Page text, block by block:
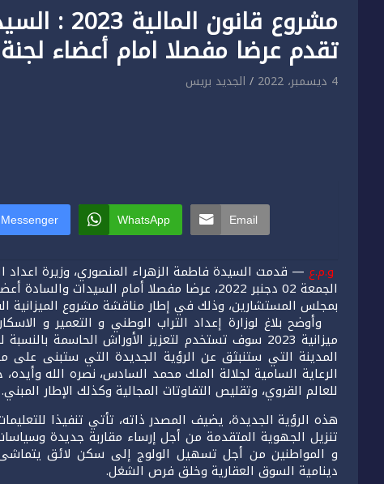
مشروع
تقدم عرضا مفصلا امام أعضاء
4 ديسمبر، 2022 الجديد بريس
Messenger WhatsApp Email
و.م.ع — قدمت السيدة فاطمة الزهراء المنصوري، وزيرة اعداد
الجمعة 02 دجنبر 2022، عرضا مفصلا أمام السيدات
بمجلس المستشارين، وذلك في إطار مناقشة مشروع الميزانية
وأوضح بلاغ لوزارة إعداد التراب الوطني و التعمير و
ميزانية 2023 سوف تستخدم لتعزيز الأوراش الحاسمة
المدينة التي ستنبثق عن الرؤية الجديدة التي ستبنى على
الرعاية السامية لجلالة الملك محمد السادس، نصره الله
للعالم القروي، وتقليص التفاوتات المجالية وكذلك الإطار المبني.
هذه الرؤية الجديدة، يضيف المصدر ذاته، تأتي تنفيذا
تنزيل الجهوية المتقدمة من أجل إرساء مقاربة جديدة
و المواطنين من أجل تسهيل الولوج إلى سكن لائق يتماشى
دينامية السوق العقارية وخلق فرص الشغل.